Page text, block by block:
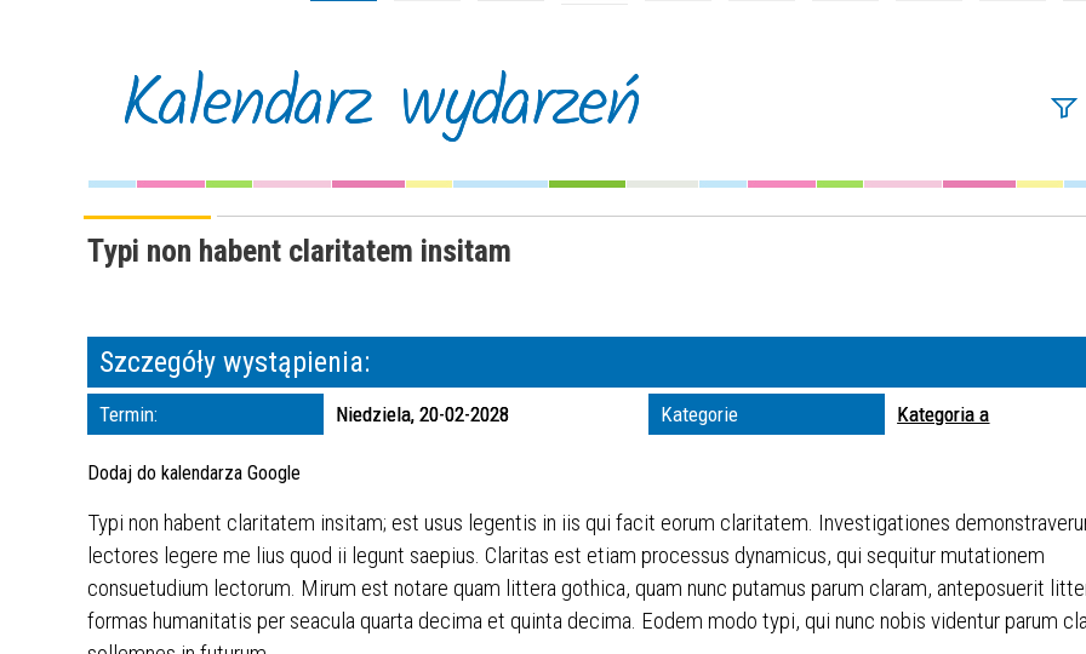
Kalendarz wydarzeń
Typi non habent claritatem insitam
Szczegóły wystąpienia:
Termin: Niedziela, 20-02-2028 Kategorie Kategoria a
Dodaj do kalendarza Google
Typi non habent claritatem insitam; est usus legentis in iis qui facit eorum claritatem. Investigationes
lectores legere me lius quod ii legunt saepius. Claritas est etiam processus dynamicus, qui sequitur mutationem
consuetudium lectorum. Mirum est notare quam littera gothica, quam nunc putamus parum claram, anteposuerit
formas humanitatis per seacula quarta decima et quinta decima. Eodem modo typi, qui nunc nobis videntur parum